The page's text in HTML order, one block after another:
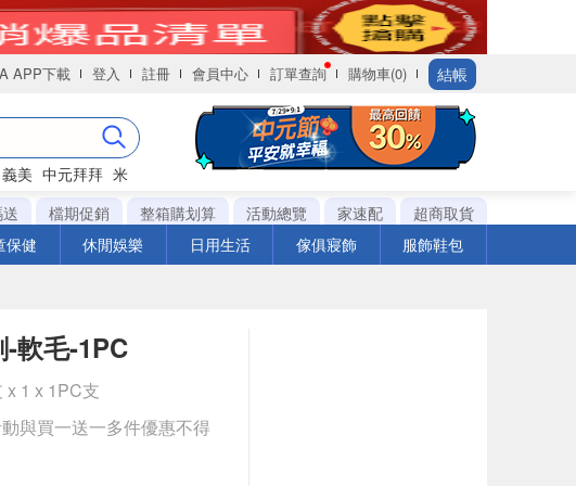
APP下載 登入 註冊 會員中心 訂單查詢 購物車(0) 結帳
義美 中元拜拜 米
檔期促銷 整箱購划算 活動總覽 家速配
超商取貨
保健 休閒娛樂 日用生活 傢俱寢飾 服飾鞋包
軟毛-1PC
1 x 1PC支
與買一送一多件優惠不得